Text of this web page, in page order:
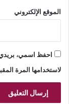
الموقع الإلكتروني
احفظ اسمي، بريدي
لاستخدامها المرة